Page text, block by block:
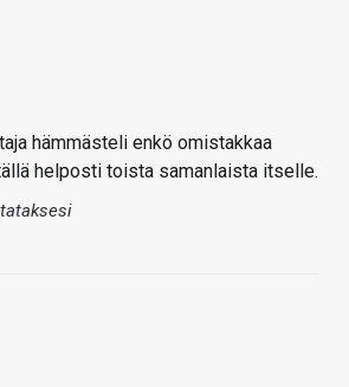
hämmästeli enkö omistakkaa
helposti toista samanlaista itselle.